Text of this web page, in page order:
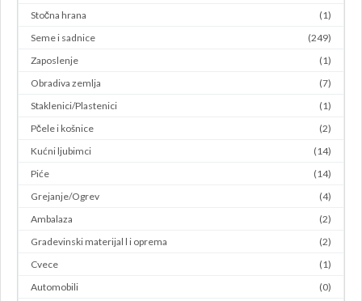
Stočna hrana
(1)
Seme i sadnice
(249)
Zaposlenje
(1)
Obradiva zemlja
(7)
Staklenici/Plastenici
(1)
Pčele i košnice
(2)
Kućni ljubimci
(14)
Piće
(14)
Grejanje/Ogrev
(4)
Ambalaza
(2)
Gradevinski materijal l i oprema
(2)
Cvece
(1)
Automobili
(0)